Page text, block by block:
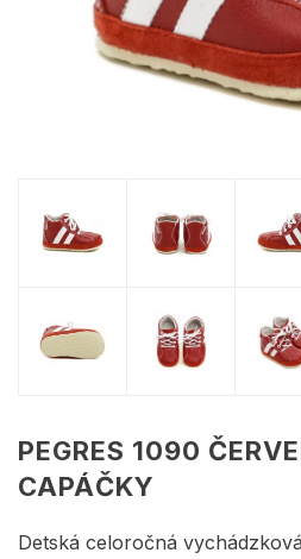
PEGRES 1090
CAPÁČKY
Detská celoročná vychádzková